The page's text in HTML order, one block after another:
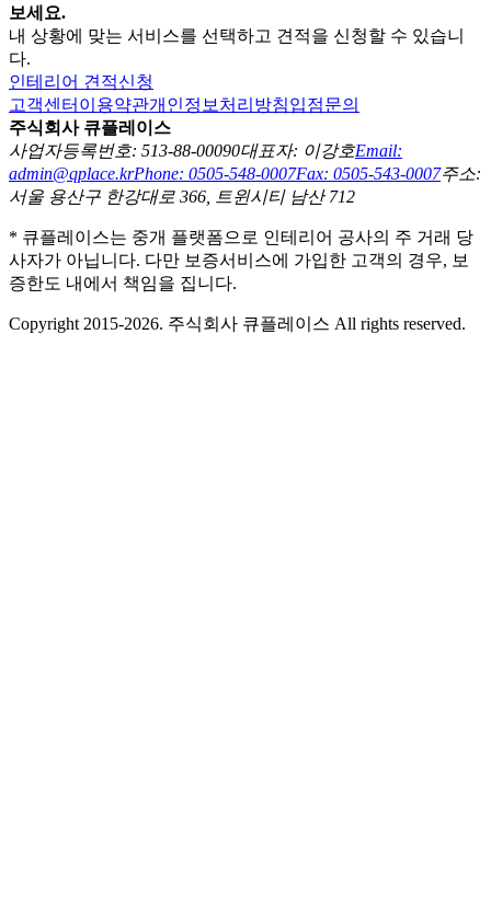
보세요.
내 상황에 맞는 서비스를 선택하고 견적을 신청할 수 있습니
다.
인테리어 견적신청
고객센터 이용약관개인정보처리방침입점문의
주식회사 큐플레이스
사업자등록번호: 513-88-00090대표자: 이강호Email:
admin@qplace.krPhone: 0505-548-0007Fax: 0505-543-0007주소:
서울 용산구 한강대로 366, 트윈시티 남산 712
* 큐플레이스는 중개 플랫폼으로 인테리어 공사의 주 거래 당
사자가 아닙니다. 다만 보증서비스에 가입한 고객의 경우, 보
증한도 내에서 책임을 집니다.
Copyright 2015-2026. 주식회사 큐플레이스 All rights reserved.